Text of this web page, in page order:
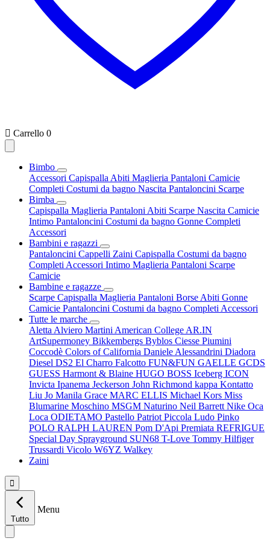
 Carrello 0
Bimbo
Accessori Capispalla Abiti Maglieria Pantaloni Camicie
Completi Costumi da bagno Nascita Pantaloncini Scarpe
Bimba
Capispalla Maglieria Pantaloni Abiti Scarpe Nascita Camicie
Intimo Pantaloncini Costumi da bagno Gonne Completi
Accessori
Bambini e ragazzi
Pantaloncini Cappelli Zaini Capispalla Costumi da bagno
Completi Accessori Intimo Maglieria Pantaloni Scarpe
Camicie
Bambine e ragazze
Scarpe Capispalla Maglieria Pantaloni Borse Abiti Gonne
Camicie Pantaloncini Costumi da bagno Completi Accessori
Tutte le marche
Aletta Alviero Martini American College AR.IN
ArtSupermoney Bikkembergs Byblos Ciesse Piumini
Coccodè Colors of California Daniele Alessandrini Diadora
Diesel DS2 El Charro Falcotto FUN&FUN GAELLE GCDS
GUESS Harmont & Blaine HUGO BOSS Iceberg ICON
Invicta Ipanema Jeckerson John Richmond kappa Kontatto
Liu Jo Manila Grace MARC ELLIS Michael Kors Miss
Blumarine Moschino MSGM Naturino Neil Barrett Nike Oca
Loca ODIETAMO Pastello Patriot Piccola Ludo Pinko
POLO RALPH LAUREN Pom D'Api Premiata REFRIGUE
Special Day Sprayground SUN68 T-Love Tommy Hilfiger
Trussardi Vicolo W6YZ Walkey
Zaini

Tutto
Menu